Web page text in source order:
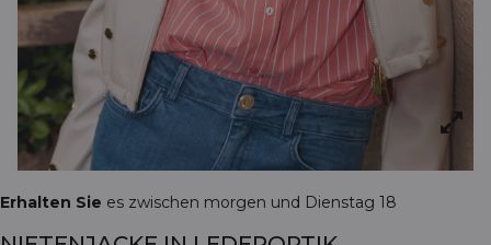
Erhalten Sie es zwischen morgen und Dienstag 18